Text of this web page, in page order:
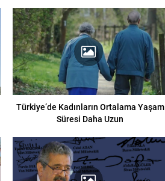
Türkiye’de Kadınların Ortalama Yaşam
Süresi Daha Uzun